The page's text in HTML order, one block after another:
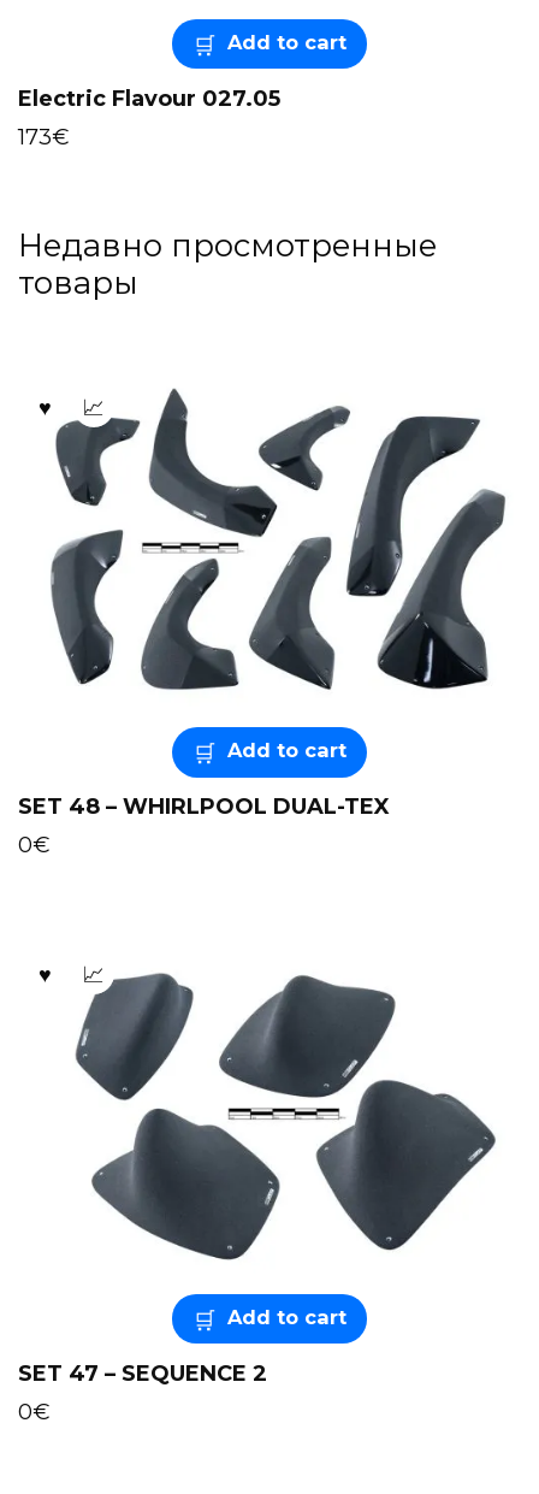
Add to cart
Electric Flavour 027.05
173€
Недавно просмотренные
товары
Add to cart
SET 48 – WHIRLPOOL DUAL-TEX
0€
Add to cart
SET 47 – SEQUENCE 2
0€